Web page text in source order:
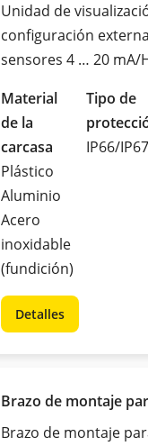
Unidad de
configuración
sensores 4 … 20 mA/
Material
de la
carcasa
Plástico
Aluminio
Acero
inoxidable
(fundición)
Tipo de
IP66/IP67
Detalles
Brazo de montaje
Brazo de montaje